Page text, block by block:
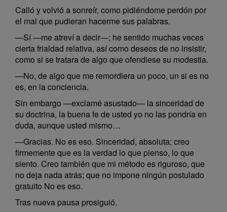
Calló y volvió a sonreír, como pidiéndome perdón por
el mal que pudieran hacerme sus palabras.
—Sí —me atreví a decir—; he sentido muchas veces
cierta frialdad relativa, así como deseos de no insistir,
como si se tratara de algo que ofendiese su modestia.
—No, de algo que me remordiera un poco, un si es no
es, en la conciencia.
Sin embargo —exclamé asustado— la sinceridad de
su doctrina, la buena fe de usted yo no las pondría en
duda, aunque usted mismo…
—Gracias. No es eso. Sinceridad, absoluta; creo
firmemente que es la verdad lo que pienso, lo que
siento. Creo también que mi método es riguroso, que
no deja nada atrás; que no impone ningún postulado
gratuito No es eso.
Tras nueva pausa prosiguió.